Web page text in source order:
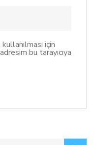
için
bu tarayıcıya